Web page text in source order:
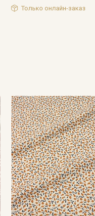
Только онлайн-заказ